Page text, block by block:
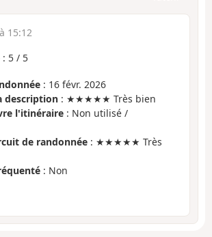
15:12
: 5 / 5
: 16 févr. 2026
description : ★★★★★ Très bien
l'itinéraire : Non utilisé /
de randonnée : ★★★★★ Très
: Non